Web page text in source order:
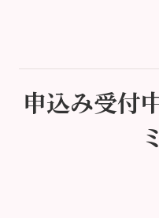
申込み受付